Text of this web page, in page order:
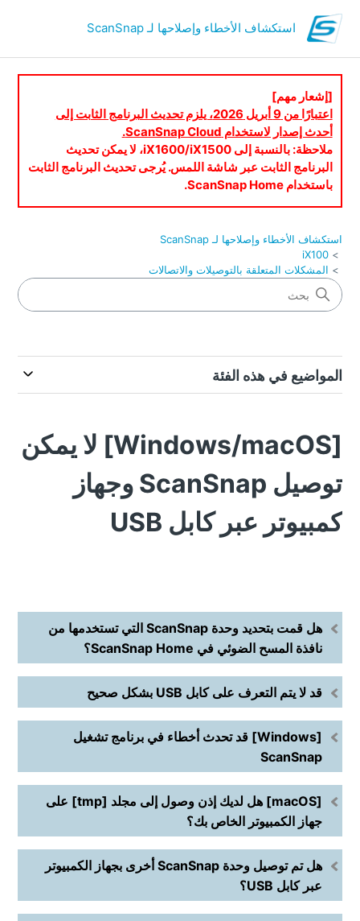
استكشاف الأخطاء وإصلاحها لـ ScanSnap
[إشعار مهم]
اعتبارًا من 9 أبريل 2026، يلزم تحديث البرنامج الثابت إلى
أحدث إصدار لاستخدام ScanSnap Cloud.
ملاحظة: بالنسبة إلى iX1600/iX1500، لا يمكن تحديث
البرنامج الثابت عبر شاشة اللمس. يُرجى تحديث البرنامج الثابت
باستخدام ScanSnap Home.
استكشاف الأخطاء وإصلاحها لـ ScanSnap
iX100
المشكلات المتعلقة بالتوصيلات والاتصالات
المواضيع في هذه الفئة
[Windows/macOS] لا يمكن
توصيل ScanSnap وجهاز
كمبيوتر عبر كابل USB
هل قمت بتحديد وحدة ScanSnap التي تستخدمها من
نافذة المسح الضوئي في ScanSnap Home؟
قد لا يتم التعرف على كابل USB بشكل صحيح
[Windows] قد تحدث أخطاء في برنامج تشغيل
ScanSnap
[macOS] هل لديك إذن وصول إلى مجلد [tmp] على
جهاز الكمبيوتر الخاص بك؟
هل تم توصيل وحدة ScanSnap أخرى بجهاز الكمبيوتر
عبر كابل USB؟